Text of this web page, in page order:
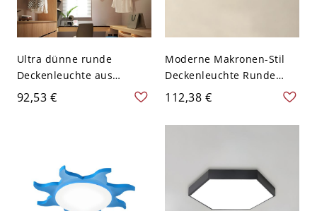
Ultra dünne runde
Deckenleuchte aus
modernistischem Acryl
und Messing mit LED-
92,53 €
Moderne Makronen-Stil
Deckenleuchte Runde
Form LED-Deckenleuchten
für Schlafzimmer - Weiß
110V-120V 30,48 cm
112,38 €